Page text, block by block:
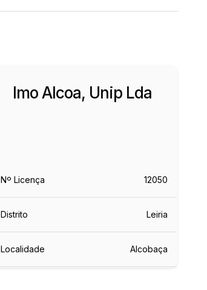
Imo Alcoa, Unip Lda
Nº Licença 12050
Distrito Leiria
Localidade Alcobaça